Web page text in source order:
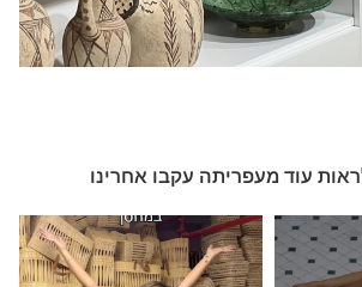
עוד מעפריתה עקבו אחרינו
לסדר